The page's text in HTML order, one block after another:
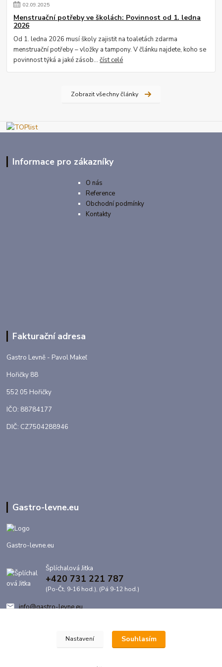
02.09.2025
Menstruační potřeby ve školách: Povinnost od 1. ledna
2026
Od 1. ledna 2026 musí školy zajistit na toaletách zdarma
menstruační potřeby – vložky a tampony. V článku najdete, koho se
povinnost týká a jaké zásob...číst celé
Zobrazit všechny články
Informace pro zákazníky
O nás
Reference
Obchodní podmínky
Kontakty
Fakturační adresa
Gastro Levně - Pavol Makeľ
Hořičky 88
552 05 Hořičky
IČO: 88784177
DIČ: CZ7504288946
Gastro-levne.eu
Gastro-levne.eu
Šplíchalová Jitka
+420 731 221 787
(Po-Čt, 9-16 hod.), (Pá 9-12 hod.)
info@gastro-levne.eu
Nastavení Souhlasím